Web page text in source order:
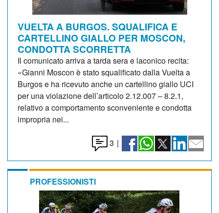
VUELTA A BURGOS. SQUALIFICA E
CARTELLINO GIALLO PER MOSCON,
CONDOTTA SCORRETTA
Il comunicato arriva a tarda sera e laconico recita:
«Gianni Moscon è stato squalificato dalla Vuelta a
Burgos e ha ricevuto anche un cartellino giallo UCI
per una violazione dell’articolo 2.12.007 – 8.2.1,
relativo a comportamento sconveniente e condotta
impropria nei...
3 |
PROFESSIONISTI